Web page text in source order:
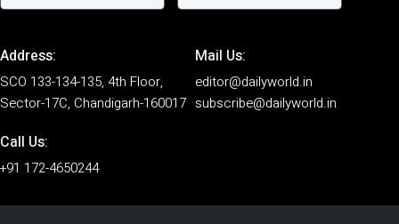
Address:
SCO 133-134-135, 4th Floor,
Sector-17C, Chandigarh-160017
Mail Us:
editor@dailyworld.in
subscribe@dailyworld.in
Call Us:
+91 172-4650244